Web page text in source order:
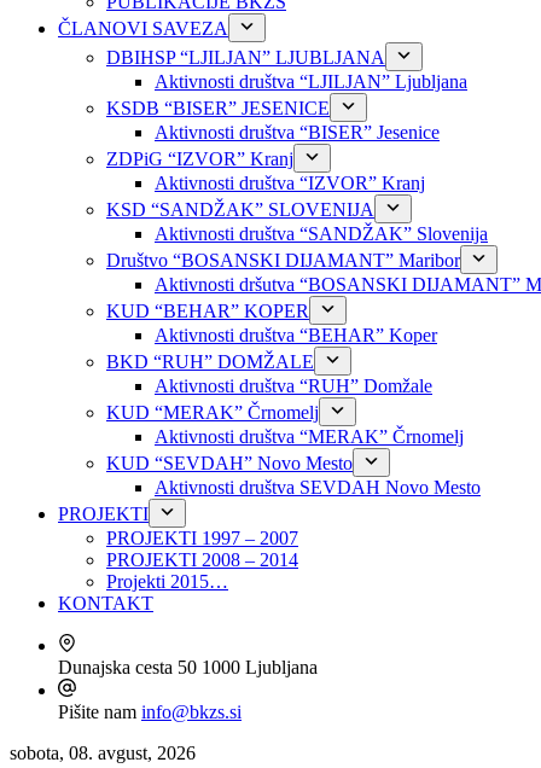
ČLANOVI SAVEZA
DBIHSP “LJILJAN” LJUBLJANA
Aktivnosti društva “LJILJAN” Ljubljana
KSDB “BISER” JESENICE
Aktivnosti društva “BISER” Jesenice
ZDPiG “IZVOR” Kranj
Aktivnosti društva “IZVOR” Kranj
KSD “SANDŽAK” SLOVENIJA
Aktivnosti društva “SANDŽAK” Slovenija
Društvo “BOSANSKI DIJAMANT” Maribor
Aktivnosti dršutva “BOSANSKI DIJAMANT”
KUD “BEHAR” KOPER
Aktivnosti društva “BEHAR” Koper
BKD “RUH” DOMŽALE
Aktivnosti društva “RUH” Domžale
KUD “MERAK” Črnomelj
Aktivnosti društva “MERAK” Črnomelj
KUD “SEVDAH” Novo Mesto
Aktivnosti društva SEVDAH Novo Mesto
PROJEKTI
PROJEKTI 1997 – 2007
PROJEKTI 2008 – 2014
Projekti 2015…
KONTAKT
Dunajska cesta 50 1000 Ljubljana
Pišite nam info@bkzs.si
sobota, 08. avgust, 2026